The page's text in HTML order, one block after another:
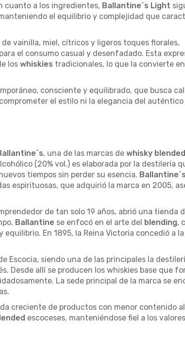
cuanto a los ingredientes, Ballantine´s Light
el equilibrio y complejidad que
vainilla, miel, cítricos y ligeros toques florales,
el consumo casual y desenfadado. Esta
los whiskies tradicionales, lo que la convierte
consciente y equilibrado, que busca
el estilo ni la elegancia del auténtico
, una de las marcas de whisky blended
(20% vol.) es elaborada por la destilería
tiempos sin perder su esencia. Ballantine´s
espirituosas, que adquirió la marca en 2005,
de tan solo 19 años, abrió una tienda
Ballantine se enfocó en el arte del blending,
En 1895, la Reina Victoria concedió a la
Escocia, siendo una de las principales la
Desde allí se producen los whiskies base que
La sede principal de la marca se
creciente de productos con menor contenido
escoceses, manteniéndose fiel a los valores